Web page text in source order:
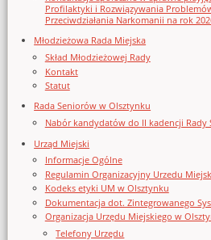
Profilaktyki i Rozwiązywania
Przeciwdziałania Narkomanii na rok
Młodzieżowa Rada Miejska
Skład Młodzieżowej Rady
Kontakt
Statut
Rada Seniorów w Olsztynku
Nabór kandydatów do II kadencji Rady
Urząd Miejski
Informacje Ogólne
Regulamin Organizacyjny Urzedu
Kodeks etyki UM w Olsztynku
Dokumentacja dot. Zintegrowanego
Organizacja Urzędu Miejskiego w
Telefony Urzędu